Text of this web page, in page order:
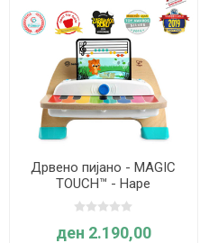
Дрвено пијано - MAGIC
TOUCH™ - Hape
ден 2.190,00